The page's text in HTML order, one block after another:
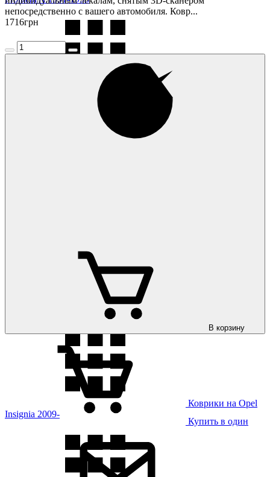
Коврики на Opel
Insignia 2009-
непосредственно с вашего автомобиля. Ковр...
1716грн
В корзину
Купить в один